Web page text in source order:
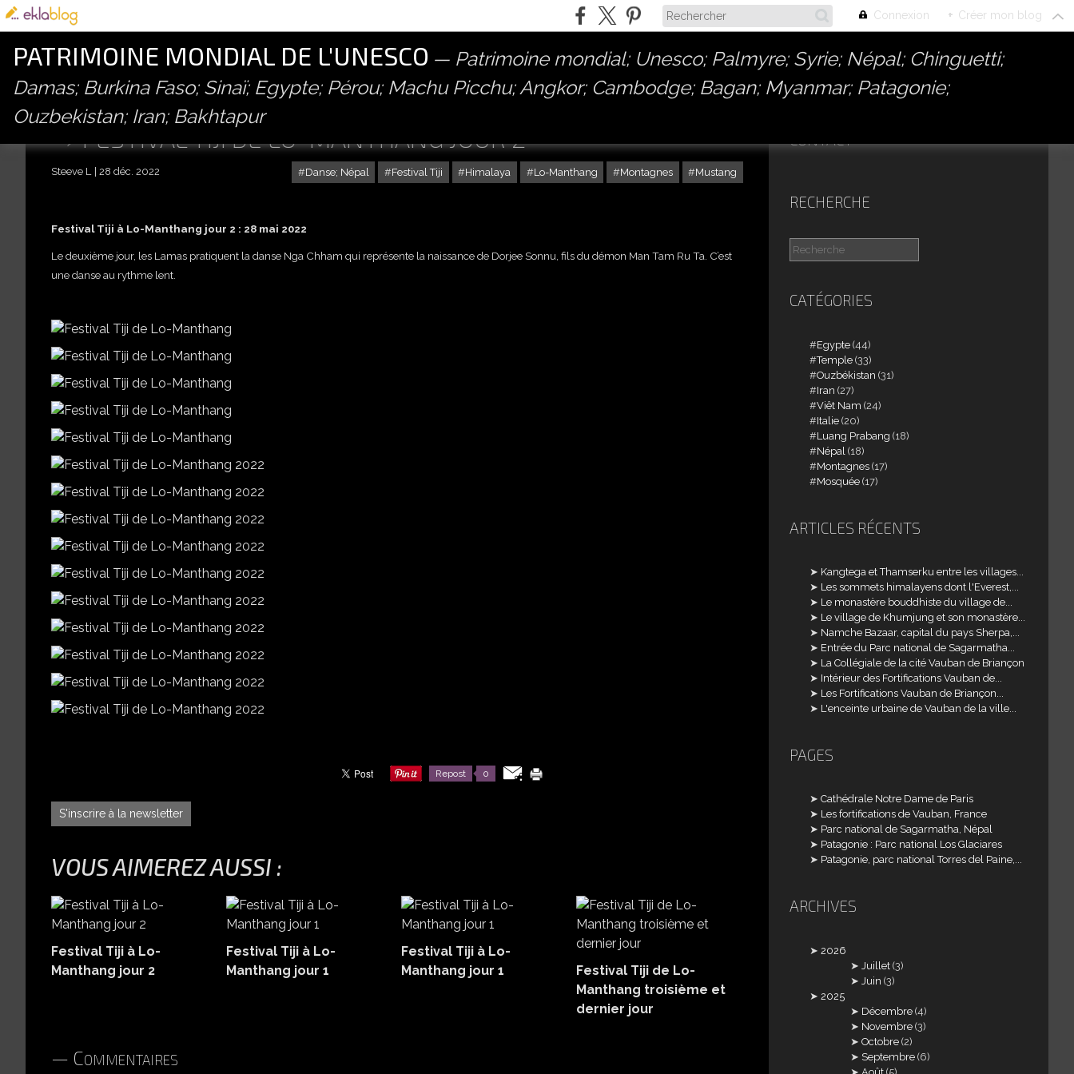
Connexion + Créer mon blog
PATRIMOINE MONDIAL DE L'UNESCO
Patrimoine mondial; Unesco; Palmyre; Syrie; Népal; Chinguetti;
Damas; Burkina Faso; Sinaï; Egypte; Pérou; Machu Picchu; Angkor; Cambodge; Bagan; Myanmar; Patagonie;
Ouzbekistan; Iran; Bakhtapur
FESTIVAL TIJI DE LO-MANTHANG JOUR 2
Danse; Népal Festival Tiji Himalaya Lo-Manthang Montagnes Mustang
Steeve L 28 déc. 2022
Festival Tiji à Lo-Manthang jour 2 : 28 mai 2022
Le deuxième jour, les Lamas pratiquent la danse Nga Chham qui représente la naissance de Dorjee Sonnu, fils du démon Man Tam Ru Ta. C’est
une danse au rythme lent.
Repost 0
S'inscrire à la newsletter
VOUS AIMEREZ AUSSI :
Festival Tiji à Lo-
Manthang jour 2
Festival Tiji à Lo-
Manthang jour 1
Festival Tiji à Lo-
Manthang jour 1
Festival Tiji de Lo-
Manthang troisième et
dernier jour
Commentaires
CONTACT
RECHERCHE
CATÉGORIES
Egypte (44)
Temple (33)
Ouzbékistan (31)
Iran (27)
Viêt Nam (24)
Italie (20)
Luang Prabang (18)
Népal (18)
Montagnes (17)
Mosquée (17)
ARTICLES RÉCENTS
Kangtega et Thamserku entre les villages...
Les sommets himalayens dont l'Everest,...
Le monastère bouddhiste du village de...
Le village de Khumjung et son monastère...
Namche Bazaar, capital du pays Sherpa,...
Entrée du Parc national de Sagarmatha...
La Collégiale de la cité Vauban de Briançon
Intérieur des Fortifications Vauban de...
Les Fortifications Vauban de Briançon...
L'enceinte urbaine de Vauban de la ville...
PAGES
Cathédrale Notre Dame de Paris
Les fortifications de Vauban, France
Parc national de Sagarmatha, Népal
Patagonie : Parc national Los Glaciares
Patagonie, parc national Torres del Paine,...
ARCHIVES
2026
Juillet (3)
Juin (3)
2025
Décembre (4)
Novembre (3)
Octobre (2)
Septembre (6)